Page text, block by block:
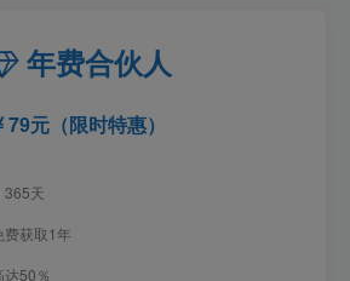
年费合伙人
79元（限时特惠）
365天
获取1年
50％